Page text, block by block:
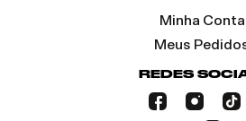
Minha Conta
Meus
REDES